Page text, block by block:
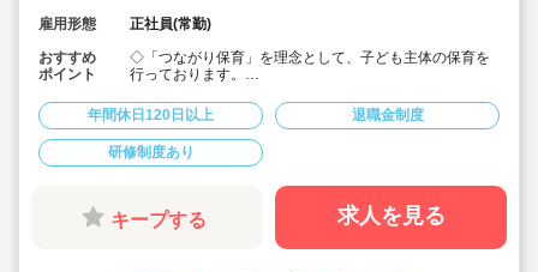
雇用形態
正社員(常勤)
おすすめ
ポイント
◇「つながり保育」を理念として、子ども主体の保育を
行っております。
あり♪
◇残業ゼロ推進 / 持ち帰り残業禁止 / 残業代は1分単位で
支給！
◇年間休日123日から / プライベートも充実 / 12連休取得
◇多彩なキャリアアップ研修 / 年間100以上実施 / 充実し
たバックアップ！
年間休日120日以上 退職金制度
研修制度あり
キープする 求人を見る